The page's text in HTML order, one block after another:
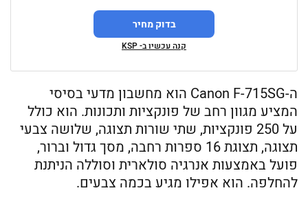
בדוק מחיר
קנה עכשיו ב- KSP
ה-Canon F-715SG הוא מחשבון מדעי בסיסי
המציע מגוון רחב של פונקציות ותכונות. הוא כולל
על 250 פונקציות, שתי שורות תצוגה, שלושה צבעי
תצוגה, תצוגת 16 ספרות רחבה, מסך גדול וברור,
פועל באמצעות אנרגיה סולארית וסוללה הניתנת
להחלפה. הוא אפילו מגיע בכמה צבעים.